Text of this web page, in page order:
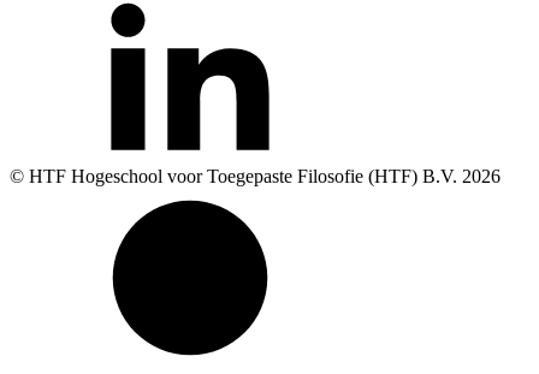
© HTF Hogeschool voor Toegepaste Filosofie (HTF) B.V. 2026